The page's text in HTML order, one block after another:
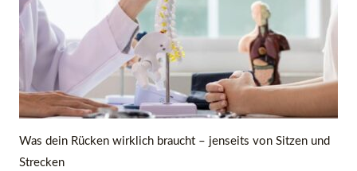
Was dein Rücken wirklich braucht – jenseits von Sitzen und
Strecken